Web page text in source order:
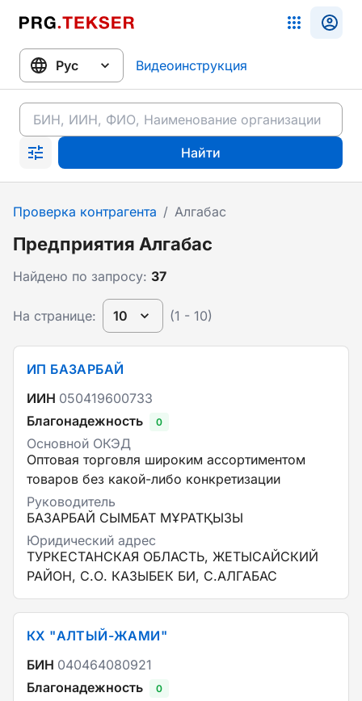
Видеоинструкция
Найти
Проверка контрагента / Алгабас
Предприятия Алгабас
Найдено по запросу: 37
На странице: 10 (1 - 10)
ИП БАЗАРБАЙ
ИИН 050419600733
Благонадежность
0
Основной ОКЭД
Оптовая торговля широким ассортиментом
товаров без какой-либо конкретизации
Руководитель
БАЗАРБАЙ СЫМБАТ МҰРАТҚЫЗЫ
Юридический адрес
ТУРКЕСТАНСКАЯ ОБЛАСТЬ, ЖЕТЫСАЙСКИЙ
РАЙОН, С.О. КАЗЫБЕК БИ, С.АЛГАБАС
КХ "АЛТЫЙ-ЖАМИ"
БИН 040464080921
Благонадежность
0